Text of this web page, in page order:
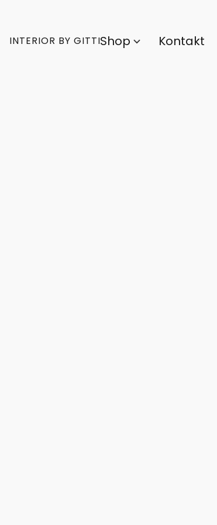
INTERIOR BY GITTIShop Kontakt